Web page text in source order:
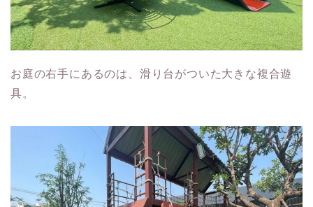
お庭の右手にあるのは、滑り台がついた大きな複合遊
具。